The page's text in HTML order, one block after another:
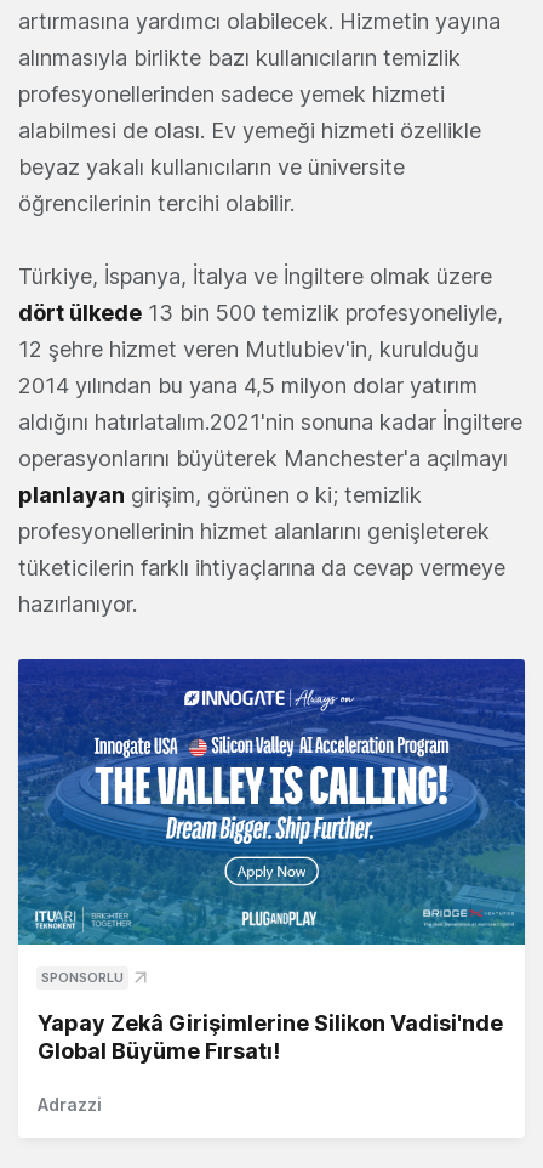
artırmasına yardımcı olabilecek. Hizmetin yayına
alınmasıyla birlikte bazı kullanıcıların temizlik
profesyonellerinden sadece yemek hizmeti
alabilmesi de olası. Ev yemeği hizmeti özellikle
beyaz yakalı kullanıcıların ve üniversite
öğrencilerinin tercihi olabilir.
Türkiye, İspanya, İtalya ve İngiltere olmak üzere
dört ülkede 13 bin 500 temizlik profesyoneliyle,
12 şehre hizmet veren Mutlubiev'in, kurulduğu
2014 yılından bu yana 4,5 milyon dolar yatırım
aldığını hatırlatalım.2021'nin sonuna kadar İngiltere
operasyonlarını büyüterek Manchester'a açılmayı
planlayan girişim, görünen o ki; temizlik
profesyonellerinin hizmet alanlarını genişleterek
tüketicilerin farklı ihtiyaçlarına da cevap vermeye
hazırlanıyor.
SPONSORLU
Yapay Zekâ Girişimlerine Silikon Vadisi'nde
Global Büyüme Fırsatı!
Adrazzi